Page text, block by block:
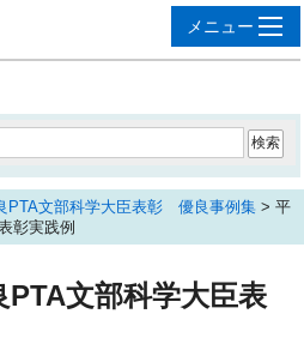
PTA文部科学大臣表彰 優良事例集 > 平
彰実践例
PTA文部科学大臣表